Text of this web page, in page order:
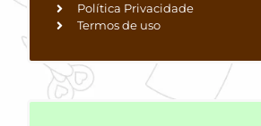
Política Privacidade
Termos de uso